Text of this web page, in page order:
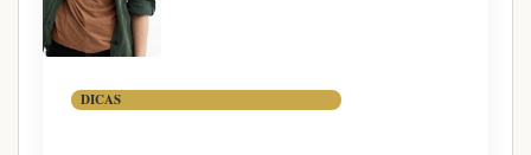
DICAS